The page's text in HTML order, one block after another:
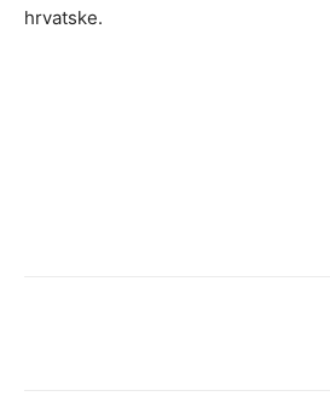
hrvatske.